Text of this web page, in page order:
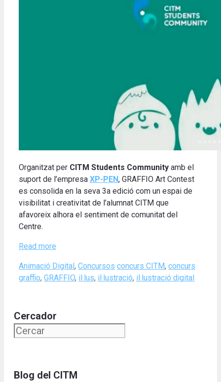
Organitzat per CITM Students Community amb el
suport de l’empresa XP-PEN, GRAFFIO Art Contest
es consolida en la seva 3a edició com un espai de
visibilitat i creativitat de l’alumnat CITM que
afavoreix alhora el sentiment de comunitat del
Centre.
Read more
Categories
Animació Digital, Concursos Tags
concurs CITM, concurs
graffio, GRAFFIO, il·lus, il·lustració, il·lustració digital
Cercador
Blog del CITM